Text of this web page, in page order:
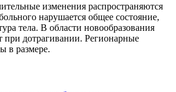
изменения распространяются
нарушается общее состояние,
тела. В области новообразования
при дотрагивании. Регионарные
в размере.